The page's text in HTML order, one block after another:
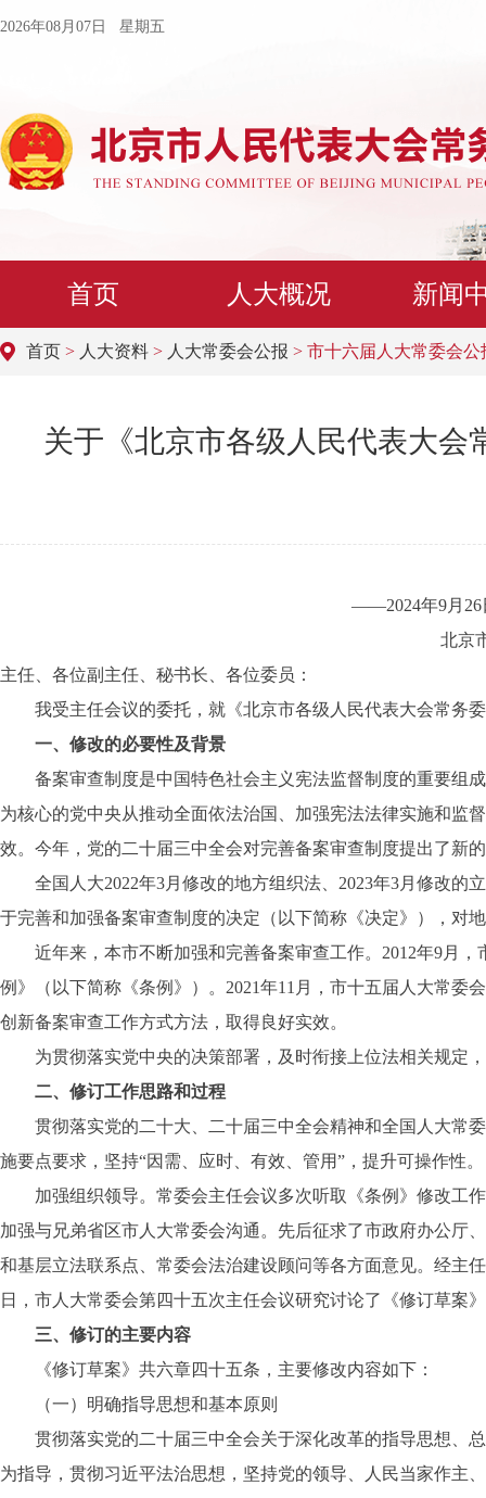
2026年08月07日 星期五
首页 人大概况 新闻
首页 > 人大资料 > 人大常委会公报 > 市十六届人大常委会公
关于《北京市各级人民代表大
——2024年9月26
北京市
主任、各位副主任、秘书长、各位委员：
我受主任会议的委托，就《北京市各级人民代表大会常务委
一、修改的必要性及背景
备案审查制度是中国特色社会主义宪法监督制度的重要组成
为核心的党中央从推动全面依法治国、加强宪法法律实施和监
效。今年，党的二十届三中全会对完善备案审查制度提出了新
全国人大2022年3月修改的地方组织法、2023年3月修改的
于完善和加强备案审查制度的决定（以下简称《决定》），对
近年来，本市不断加强和完善备案审查工作。2012年9月，
例》（以下简称《条例》）。2021年11月，市十五届人大常委
创新备案审查工作方式方法，取得良好实效。
为贯彻落实党中央的决策部署，及时衔接上位法相关规定
二、修订工作思路和过程
贯彻落实党的二十大、二十届三中全会精神和全国人大常委
施要点要求，坚持“因需、应时、有效、管用”，提升可操作性。
加强组织领导。常委会主任会议多次听取《条例》修改工作
加强与兄弟省区市人大常委会沟通。先后征求了市政府办公厅
和基层立法联系点、常委会法治建设顾问等各方面意见。经主
日，市人大常委会第四十五次主任会议研究讨论了《修订草案
三、修订的主要内容
《修订草案》共六章四十五条，主要修改内容如下：
（一）明确指导思想和基本原则
贯彻落实党的二十届三中全会关于深化改革的指导思想、总
为指导，贯彻习近平法治思想，坚持党的领导、人民当家作主